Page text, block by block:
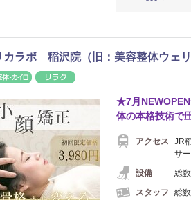
カラボ 稲沢院（旧：美容整体ウェリ
テ 整体・カイロ
★7月
体の本格技術で
アクセス
JR
サー
設備
総
スタッフ
総